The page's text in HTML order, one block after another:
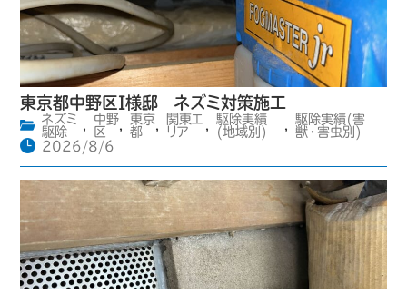
東京都中野区I様邸 ネズミ対策施工
ネズミ
駆除
,
中野
区
,
東京
都
,
関東エ
リア
,
駆除実績
(地域別)
,
駆除実績(害
獣・害虫別)
2026/8/6